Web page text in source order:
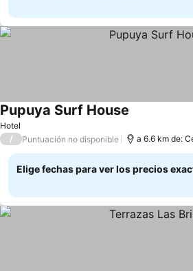
Hotel
Pupuya Surf House
/ Puntuación no disponible a 6.6 km de:
Elige fechas para ver los precios